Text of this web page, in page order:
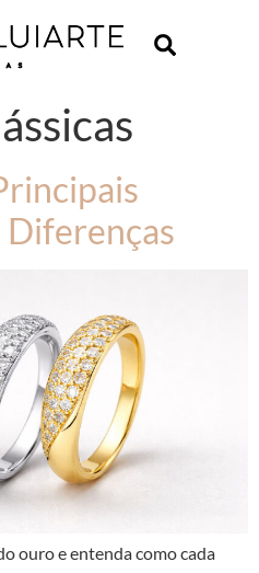
Diferenças
ouro e entenda como cada